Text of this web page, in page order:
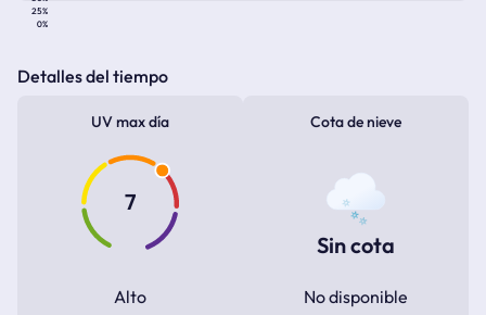
25%
0%
Detalles del tiempo
UV max día
7
Alto
Cota de nieve
Sin cota
No disponible